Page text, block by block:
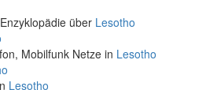
über Lesotho
Mobilfunk Netze in Lesotho
Lesotho